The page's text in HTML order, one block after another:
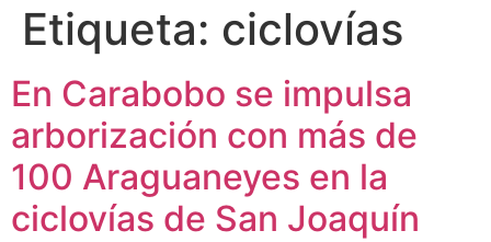
Etiqueta: ciclovías
En Carabobo se impulsa
arborización con más de
100 Araguaneyes en la
ciclovías de San Joaquín